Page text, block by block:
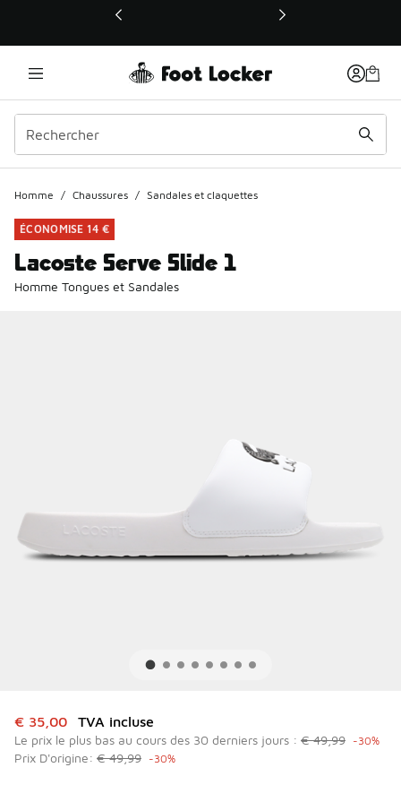
Ce lien ouvrira une nouvelle fenêtre
Homme / Chaussures / Sandales et claquettes
ÉCONOMISE 14 €
Lacoste Serve Slide 1
Homme Tongues et Sandales
Cet article est en promotion. Prix en baisse de à € 35,00
€ 35,00 TVA incluse
Le prix le plus bas au cours des 30 derniers jours : € 49,99 -30%
Prix D'origine: € 49,99 -30%